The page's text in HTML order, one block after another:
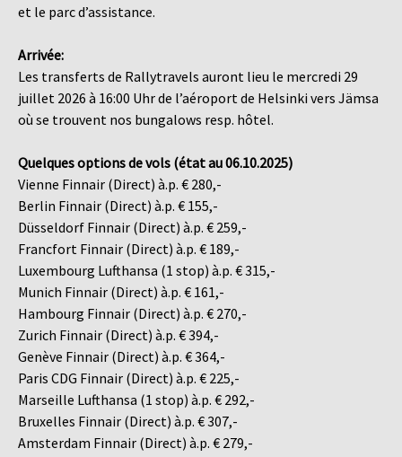
et le parc d’assistance.
Arrivée:
Les transferts de Rallytravels auront lieu le mercredi 29
juillet 2026 à 16:00 Uhr de l’aéroport de Helsinki vers Jämsa
où se trouvent nos bungalows resp. hôtel.
Quelques options de vols (état au 06.10.2025)
Vienne Finnair (Direct) à.p. € 280,-
Berlin Finnair (Direct) à.p. € 155,-
Düsseldorf Finnair (Direct) à.p. € 259,-
Francfort Finnair (Direct) à.p. € 189,-
Luxembourg Lufthansa (1 stop) à.p. € 315,-
Munich Finnair (Direct) à.p. € 161,-
Hambourg Finnair (Direct) à.p. € 270,-
Zurich Finnair (Direct) à.p. € 394,-
Genève Finnair (Direct) à.p. € 364,-
Paris CDG Finnair (Direct) à.p. € 225,-
Marseille Lufthansa (1 stop) à.p. € 292,-
Bruxelles Finnair (Direct) à.p. € 307,-
Amsterdam Finnair (Direct) à.p. € 279,-